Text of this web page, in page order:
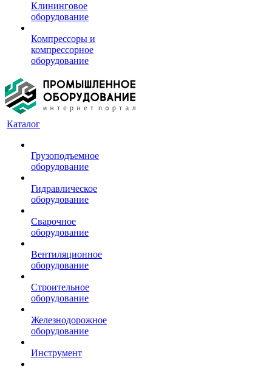
Клининговое
оборудование
Компрессоры и
компрессорное
оборудование
Каталог
Грузоподъемное
оборудование
Гидравлическое
оборудование
Сварочное
оборудование
Вентиляционное
оборудование
Строительное
оборудование
Железнодорожное
оборудование
Инструмент